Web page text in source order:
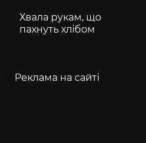
Хвала рукам, що
пахнуть хлібом
Реклама на сайті